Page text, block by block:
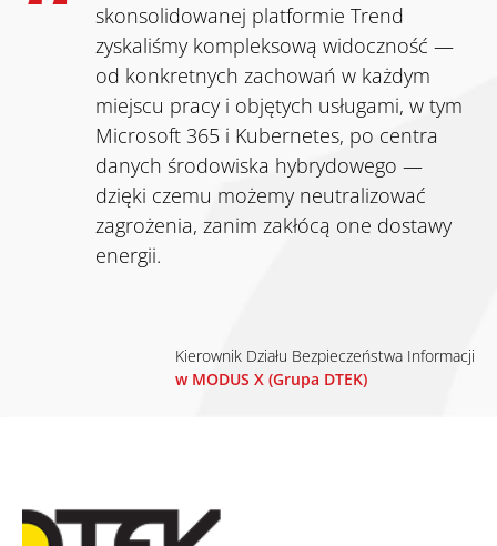
skonsolidowanej platformie Trend
zyskaliśmy kompleksową widoczność —
od konkretnych zachowań w każdym
miejscu pracy i objętych usługami, w tym
Microsoft 365 i Kubernetes, po centra
danych środowiska hybrydowego —
dzięki czemu możemy neutralizować
zagrożenia, zanim zakłócą one dostawy
energii.
Kierownik Działu Bezpieczeństwa Informacji
w MODUS X (Grupa DTEK)